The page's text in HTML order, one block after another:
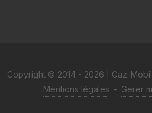
Copyright © 2014 - 2026 | Gaz-
Mentions légales - Gérer